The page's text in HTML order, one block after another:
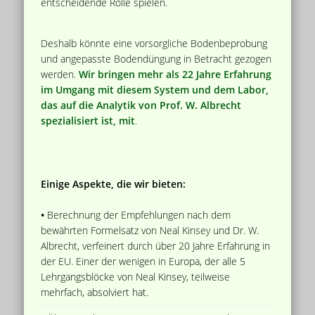
entscheidende Rolle spielen.
Deshalb könnte eine vorsorgliche Bodenbeprobung
und angepasste Bodendüngung in Betracht gezogen
werden.Wir bringen mehr als 22 Jahre Erfahrung
im Umgang mit diesem System und dem Labor,
das auf die Analytik von Prof. W. Albrecht
spezialisiert ist, mit.
Einige Aspekte, die wir bieten:
• Berechnung der Empfehlungen nach dem
bewährten Formelsatz von Neal Kinsey und Dr. W.
Albrecht, verfeinert durch über 20 Jahre Erfahrung in
der EU. Einer der wenigen in Europa, der alle 5
Lehrgangsblöcke von Neal Kinsey, teilweise
mehrfach, absolviert hat.